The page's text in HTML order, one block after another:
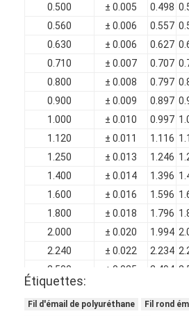
0.500
± 0.005 0.498
0.560
± 0.006 0.557
0.630
± 0.006 0.627
0.710
± 0.007 0.707
0.800
± 0.008 0.797
0.900
± 0.009 0.897
1.000
± 0.010 0.997
1.120
± 0.011 1.116
1.250
± 0.013 1.246
1.400
± 0.014 1.396
1.600
± 0.016 1.596
1.800
± 0.018 1.796
2.000
± 0.020 1.994
2.240
± 0.022 2.234
2.500
± 0.025 2.494
2.800
3.150
± 0.032 3.144
Étiquettes:
Fil d'émail de polyuréthane
Fil rond